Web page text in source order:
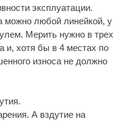
эксплуатации.
можно любой линейкой, у
Мерить нужно в трех
и, хотя бы в 4 местах по
износа не должно
А вздутие на